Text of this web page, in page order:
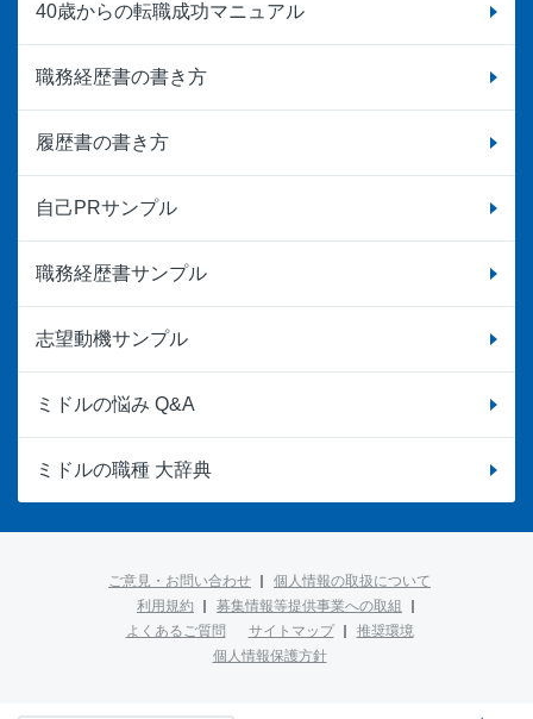
40歳からの転職成功マニュアル
職務経歴書の書き方
履歴書の書き方
自己PRサンプル
職務経歴書サンプル
志望動機サンプル
ミドルの悩み Q&A
ミドルの職種 大辞典
ご意見・お問い合わせ
個人情報の取扱について
利用規約
募集情報等提供事業への取組
よくあるご質問
サイトマップ
推奨環境
個人情報保護方針